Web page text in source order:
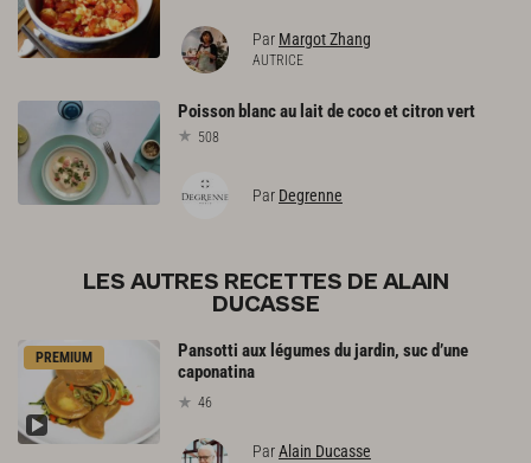
Par Margot Zhang
AUTRICE
Poisson blancau laitdecocoetcitronvert
508
Par Degrenne
LES AUTRES RECETTES DE ALAIN
DUCASSE
PREMIUM
Pansotti aux légumes du jardin, suc d’une
caponatina
46
ParAlain Ducasse